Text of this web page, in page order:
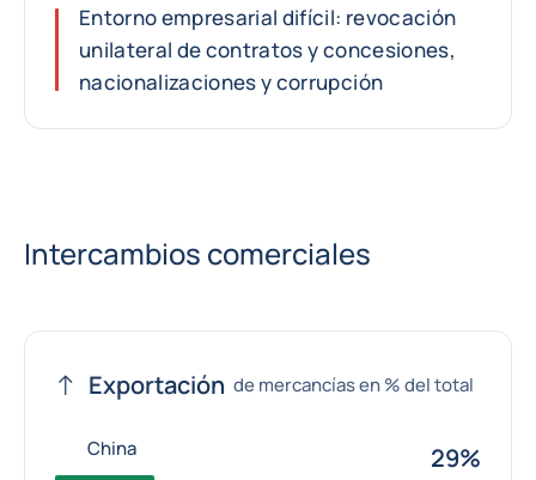
Entorno empresarial difícil: revocación
unilateral de contratos y concesiones,
nacionalizaciones y corrupción
Intercambios comerciales
Exportación de mercancías en % del total
China 29%